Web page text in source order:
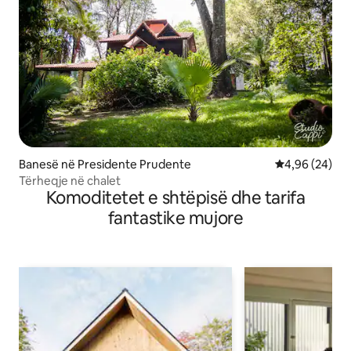
Banesë në Presidente Prudente Vlerësimi
4,96 (24)
Tërheqje në chalet
Komoditetet e shtëpisë dhe tarifa
fantastike mujore